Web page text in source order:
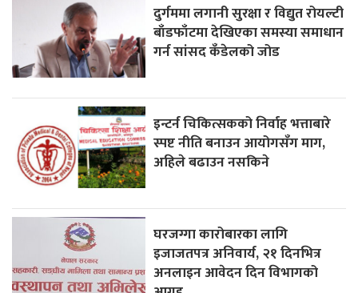
दुर्गममा लगानी सुरक्षा र विद्युत रोयल्टी
बाँडफाँटमा देखिएका समस्या समाधान
गर्न सांसद कँडेलको जोड
इन्टर्न चिकित्सकको निर्वाह भत्ताबारे
स्पष्ट नीति बनाउन आयोगसँग माग,
अहिले बढाउन नसकिने
घरजग्गा कारोबारका लागि
इजाजतपत्र अनिवार्य, २१ दिनभित्र
अनलाइन आवेदन दिन विभागको